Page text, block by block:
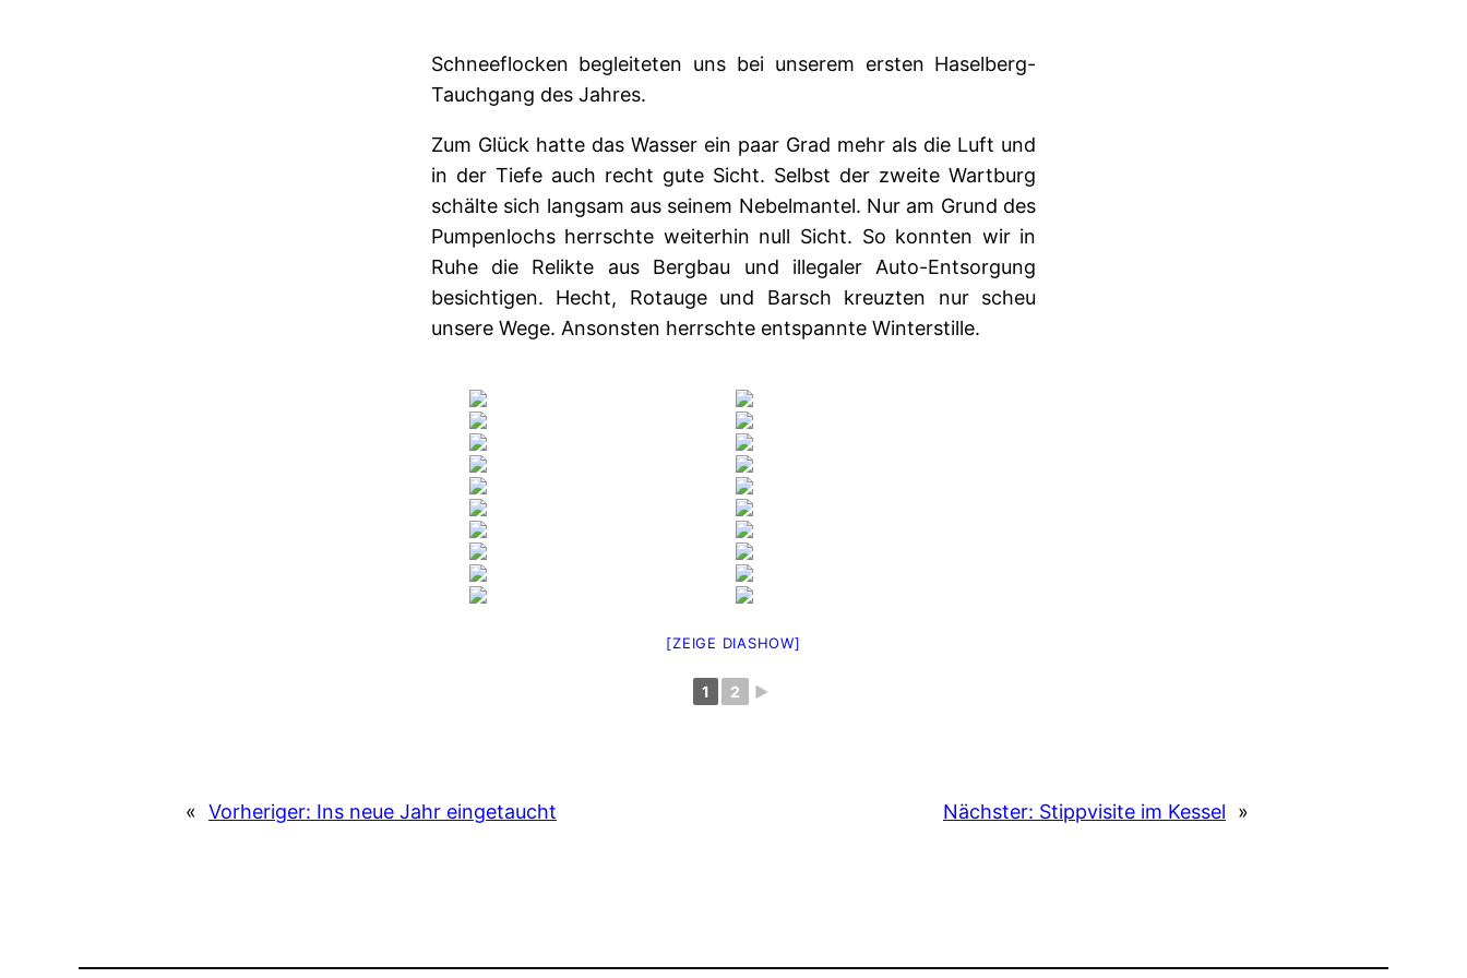
Schneeflocken begleiteten uns bei unserem ersten Haselberg-
Tauchgang des Jahres.
Zum Glück hatte das Wasser ein paar Grad mehr als die Luft und
in der Tiefe auch recht gute Sicht. Selbst der zweite Wartburg
schälte sich langsam aus seinem Nebelmantel. Nur am Grund des
Pumpenlochs herrschte weiterhin null Sicht. So konnten wir in
Ruhe die Relikte aus Bergbau und illegaler Auto-Entsorgung
besichtigen. Hecht, Rotauge und Barsch kreuzten nur scheu
unsere Wege. Ansonsten herrschte entspannte Winterstille.
[ZEIGE DIASHOW]
1 2 ►
« Vorheriger: Ins neue Jahr eingetaucht Nächster: Stippvisite im Kessel »